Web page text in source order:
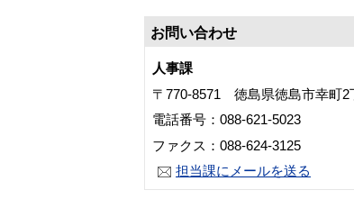
お問い合わせ
人事課
〒770-8571 徳島県徳島市幸町2
電話番号：088-621-5023
ファクス：088-624-3125
担当課にメールを送る